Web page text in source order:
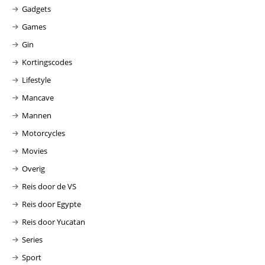
Gadgets
Games
Gin
Kortingscodes
Lifestyle
Mancave
Mannen
Motorcycles
Movies
Overig
Reis door de VS
Reis door Egypte
Reis door Yucatan
Series
Sport